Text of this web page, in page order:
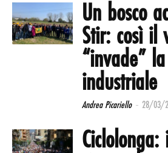
Un bosco
Stir: così il
“invade”
industriale
Andrea Picariello - 28/03/